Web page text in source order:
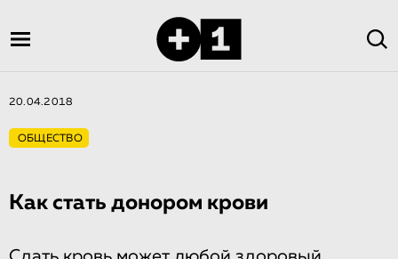
20.04.2018
ОБЩЕСТВО
Как стать донором крови